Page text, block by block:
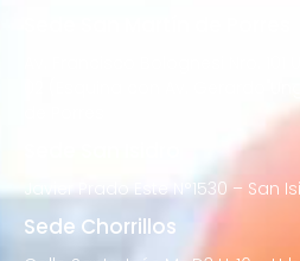
Av. Francisco Bolognesi Nro.
02 (Esquina con Av. Gerardo
Javier Prado Este N°1530 – San
Sede Chorrillos